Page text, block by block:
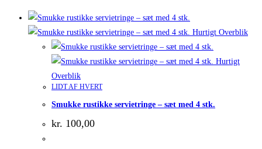
Hurtigt Overblik
Hurtigt
Overblik
LIDT AF HVERT
Smukke rustikke servietringe – sæt med 4 stk.
kr. 100,00